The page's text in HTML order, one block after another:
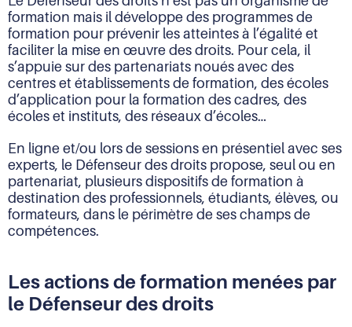
formation mais il développe des programmes de
formation pour prévenir les atteintes à l’égalité et
faciliter la mise en œuvre des droits. Pour cela, il
s’appuie sur des partenariats noués avec des
centres et établissements de formation, des écoles
d’application pour la formation des cadres, des
écoles et instituts, des réseaux d’écoles…
En ligne et/ou lors de sessions en présentiel avec ses
experts, le Défenseur des droits propose, seul ou en
partenariat, plusieurs dispositifs de formation à
destination des professionnels, étudiants, élèves, ou
formateurs, dans le périmètre de ses champs de
compétences.
Les actions de formation menées par
le Défenseur des droits